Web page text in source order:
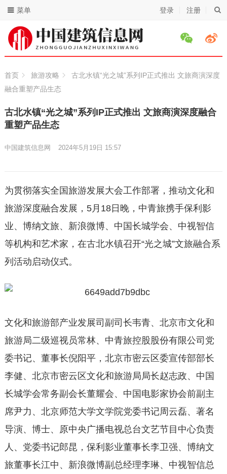
登录 注册
菜单
首页 旅游攻略
古北水镇“光之城”系列IP正式推出 文旅商演深度
融合重塑产品生态
古北水镇“光之城”系列IP正式推出 文旅商演深度融合
重塑产品生态
中国建筑信息网 2024年5月19日 15:57
为贯彻落实全国旅游发展大会工作部署，推动文化和
旅游深度融合发展，5月18日晚，中青旅携手保利影
业、博纳文旅、新浪微博、中国长城学会、中视智信
等机构和艺术家，在古北水镇召开“光之城”文旅融合系
列活动启动仪式。
文化和旅游部产业发展司副司长韦青、北京市文化和
旅游局二级巡视员常林、中青旅控股股份有限公司党
委书记、董事长倪阳平，北京市密云区委宣传部部长
李健、北京市密云区文化和旅游局局长赵志政、中国
长城学会常务副会长董耀会、中国电影家协会前副主
席尹力、北京师范大学文学院党委书记周云磊、著名
导演、博士、原中央广播电视总台文艺节目中心负责
人、党委书记郎昆，保利影业董事长李卫强、博纳文
旅董事长江中、新浪微博副总经理李琳、中视智信总